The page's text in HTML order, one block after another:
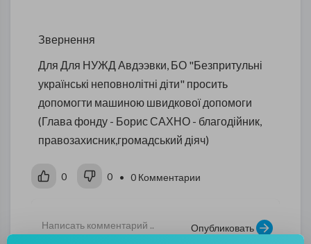
Звернення
Для Для НУЖД Авдээвки, БО "Безпритульні
українські неповнолітні діти" просить
допомогти машиною швидкової допомоги
(Глава фонду - Борис САХНО - благодійник,
правозахисник,громадський діяч)
0 0 • 0 Комментарии
Опубликовать